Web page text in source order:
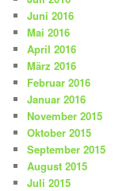
Juni 2016
Mai 2016
April 2016
März 2016
Februar 2016
Januar 2016
November 2015
Oktober 2015
September 2015
August 2015
Juli 2015